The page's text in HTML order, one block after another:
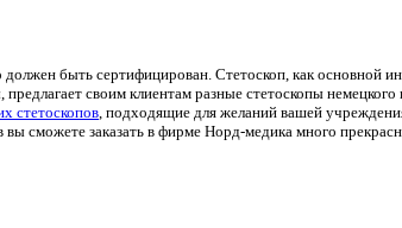
быть сертифицирован. Стетоскоп, как основной
своим клиентам разные стетоскопы
стетоскопов, подходящие для желаний вашей
сможете заказать в фирме Норд-медика много